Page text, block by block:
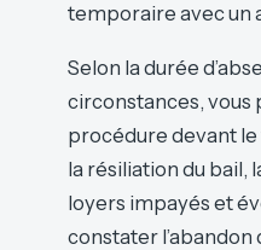
temporaire avec un
Selon la durée
circonstances, vous
procédure devant
la résiliation du bail,
loyers impayés et
constater l’abandon